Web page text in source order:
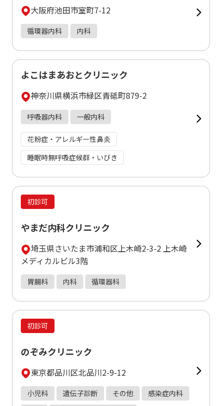
大阪府池田市室町7-12
循環器内科 内科
よこはまあおとクリニック
神奈川県横浜市緑区青砥町879-2
呼吸器内科 一般内科
花粉症・アレルギー性鼻炎
睡眠時無呼吸症候群・いびき
初診可
やまだ内科クリニック
埼玉県さいたま市浦和区上木崎2-3-2 上木崎
メディカルビル3階
胃腸科 内科 循環器科
初診可
のぞみクリニック
東京都品川区北品川2-9-12
小児科 遺伝子診断 その他
感染症内科